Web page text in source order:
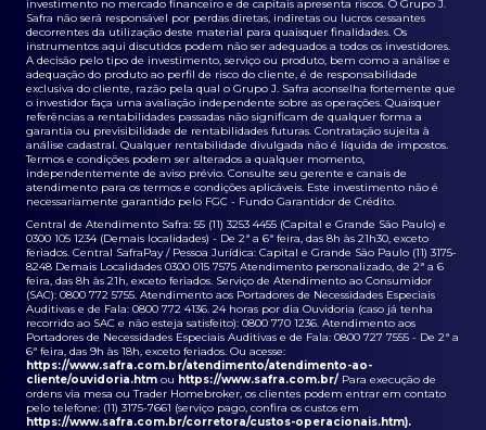
investimento no mercado financeiro e de capitais apresenta riscos. O Grupo J.
Safra não será responsável por perdas diretas, indiretas ou lucros cessantes
decorrentes da utilização deste material para quaisquer finalidades. Os
instrumentos aqui discutidos podem não ser adequados a todos os investidores.
A decisão pelo tipo de investimento, serviço ou produto, bem como a análise e
adequação do produto ao perfil de risco do cliente, é de responsabilidade
exclusiva do cliente, razão pela qual o Grupo J. Safra aconselha fortemente que
o investidor faça uma avaliação independente sobre as operações. Quaisquer
referências a rentabilidades passadas não significam de qualquer forma a
garantia ou previsibilidade de rentabilidades futuras. Contratação sujeita à
análise cadastral. Qualquer rentabilidade divulgada não é líquida de impostos.
Termos e condições podem ser alterados a qualquer momento,
independentemente de aviso prévio. Consulte seu gerente e canais de
atendimento para os termos e condições aplicáveis. Este investimento não é
necessariamente garantido pelo FGC - Fundo Garantidor de Crédito.
Central de Atendimento Safra: 55 (11) 3253 4455 (Capital e Grande São Paulo) e
0300 105 1234 (Demais localidades) - De 2ª a 6ª feira, das 8h às 21h30, exceto
feriados. Central SafraPay / Pessoa Jurídica: Capital e Grande São Paulo (11) 3175-
8248 Demais Localidades 0300 015 7575 Atendimento personalizado, de 2ª a 6
feira, das 8h às 21h, exceto feriados. Serviço de Atendimento ao Consumidor
(SAC): 0800 772 5755. Atendimento aos Portadores de Necessidades Especiais
Auditivas e de Fala: 0800 772 4136. 24 horas por dia Ouvidoria (caso já tenha
recorrido ao SAC e não esteja satisfeito): 0800 770 1236. Atendimento aos
Portadores de Necessidades Especiais Auditivas e de Fala: 0800 727 7555 - De 2ª a
6ª feira, das 9h às 18h, exceto feriados. Ou acesse:
https://www.safra.com.br/atendimento/atendimento-ao-
cliente/ouvidoria.htm ou https://www.safra.com.br/ Para execução de
ordens via mesa ou Trader Homebroker, os clientes podem entrar em contato
pelo telefone: (11) 3175-7661 (serviço pago, confira os custos em
https://www.safra.com.br/corretora/custos-operacionais.htm).